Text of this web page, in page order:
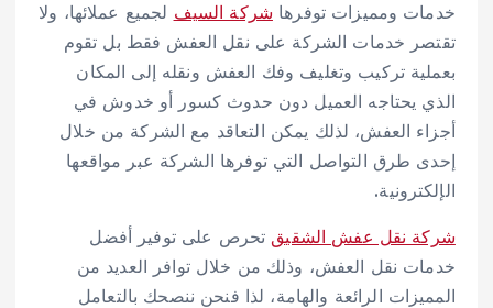
خدمات ومميزات توفرها شركة السيف لجميع عملائها، ولا
تقتصر خدمات الشركة على نقل العفش فقط بل تقوم
بعملية تركيب وتغليف وفك العفش ونقله إلى المكان
الذي يحتاجه العميل دون حدوث كسور أو خدوش في
أجزاء العفش، لذلك يمكن التعاقد مع الشركة من خلال
إحدى طرق التواصل التي توفرها الشركة عبر مواقعها
الإلكترونية.
شركة نقل عفش الشقيق تحرص على توفير أفضل
خدمات نقل العفش، وذلك من خلال توافر العديد من
المميزات الرائعة والهامة، لذا فنحن ننصحك بالتعامل